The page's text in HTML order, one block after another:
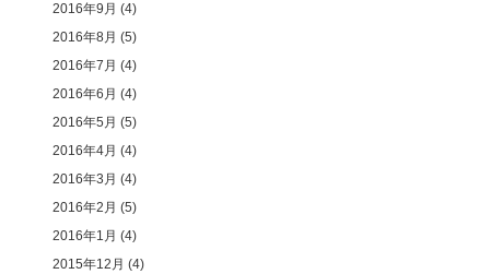
2016年9月 (4)
2016年8月 (5)
2016年7月 (4)
2016年6月 (4)
2016年5月 (5)
2016年4月 (4)
2016年3月 (4)
2016年2月 (5)
2016年1月 (4)
2015年12月 (4)